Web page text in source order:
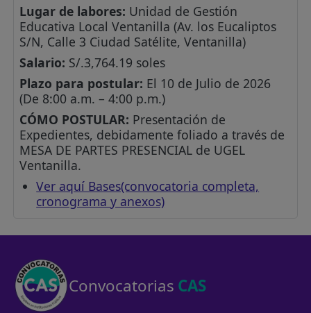
Lugar de labores: Unidad de Gestión
Educativa Local Ventanilla (Av. los Eucaliptos
S/N, Calle 3 Ciudad Satélite, Ventanilla)
Salario: S/.3,764.19 soles
Plazo para postular: El 10 de Julio de 2026
(De 8:00 a.m. – 4:00 p.m.)
CÓMO POSTULAR: Presentación de
Expedientes, debidamente foliado a través de
MESA DE PARTES PRESENCIAL de UGEL
Ventanilla.
Ver aquí Bases(convocatoria completa,
cronograma y anexos)
Convocatorias CAS